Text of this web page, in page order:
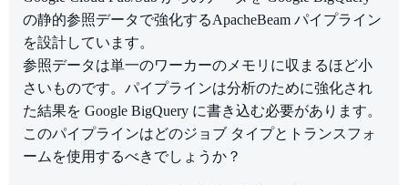
の静的参照データで強化するApacheBeam パイプライン
を設計しています。
参照データは単一のワーカーのメモリに収まるほど小
さいものです。パイプラインは分析のために強化され
た結果を Google BigQuery に書き込む必要があります。
このパイプラインはどのジョブ タイプとトランスフォ
ームを使用するべきでしょうか？